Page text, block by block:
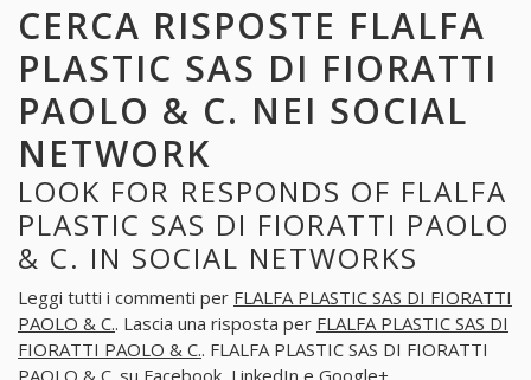
CERCA RISPOSTE FLALFA
PLASTIC SAS DI FIORATTI
PAOLO & C. NEI SOCIAL
NETWORK
LOOK FOR RESPONDS OF FLALFA
PLASTIC SAS DI FIORATTI PAOLO
& C. IN SOCIAL NETWORKS
Leggi tutti i commenti per FLALFA PLASTIC SAS DI FIORATTI
PAOLO & C.. Lascia una risposta per FLALFA PLASTIC SAS DI
FIORATTI PAOLO & C.. FLALFA PLASTIC SAS DI FIORATTI
PAOLO & C. su Facebook, LinkedIn e Google+